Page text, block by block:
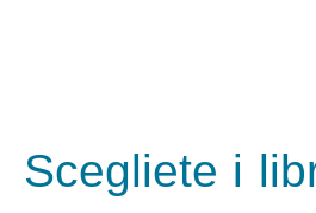
Scegliete i